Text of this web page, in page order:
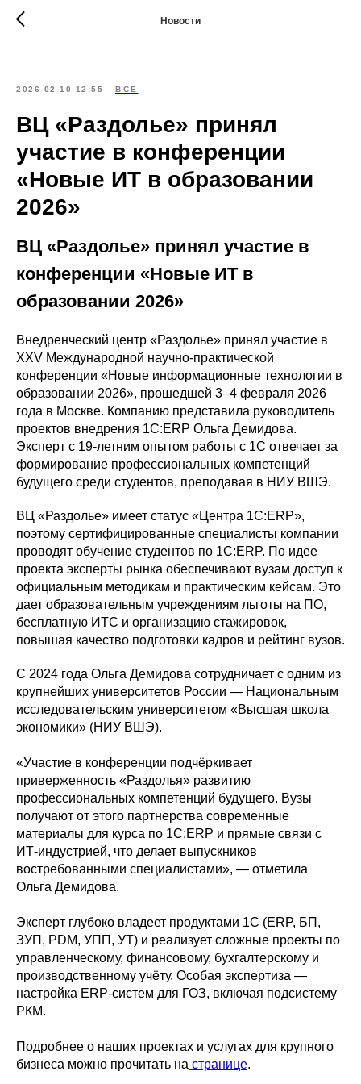
Новости
2026-02-10 12:55 ВСЕ
ВЦ «Раздолье» принял
участие в конференции
«Новые ИТ в образовании
2026»
ВЦ «Раздолье» принял участие в
конференции «Новые ИТ в
образовании 2026»
Внедренческий центр «Раздолье» принял участие в
XXV Международной научно-практической
конференции «Новые информационные технологии в
образовании 2026», прошедшей 3–4 февраля 2026
года в Москве. Компанию представила руководитель
проектов внедрения 1С:ERP Ольга Демидова.
Эксперт с 19-летним опытом работы с 1С отвечает за
формирование профессиональных компетенций
будущего среди студентов, преподавая в НИУ ВШЭ.
ВЦ «Раздолье» имеет статус «Центра 1С:ERP»,
поэтому сертифицированные специалисты компании
проводят обучение студентов по 1С:ERP. По идее
проекта эксперты рынка обеспечивают вузам доступ к
официальным методикам и практическим кейсам. Это
дает образовательным учреждениям льготы на ПО,
бесплатную ИТС и организацию стажировок,
повышая качество подготовки кадров и рейтинг вузов.
С 2024 года Ольга Демидова сотрудничает с одним из
крупнейших университетов России — Национальным
исследовательским университетом «Высшая школа
экономики» (НИУ ВШЭ).
«Участие в конференции подчёркивает
приверженность «Раздолья» развитию
профессиональных компетенций будущего. Вузы
получают от этого партнерства современные
материалы для курса по 1С:ERP и прямые связи с
ИТ-индустрией, что делает выпускников
востребованными специалистами», — отметила
Ольга Демидова.
Эксперт глубоко владеет продуктами 1С (ERP, БП,
ЗУП, PDM, УПП, УТ) и реализует сложные проекты по
управленческому, финансовому, бухгалтерскому и
производственному учёту. Особая экспертиза —
настройка ERP-систем для ГОЗ, включая подсистему
РКМ.
Подробнее о наших проектах и услугах для крупного
бизнеса можно прочитать на странице.